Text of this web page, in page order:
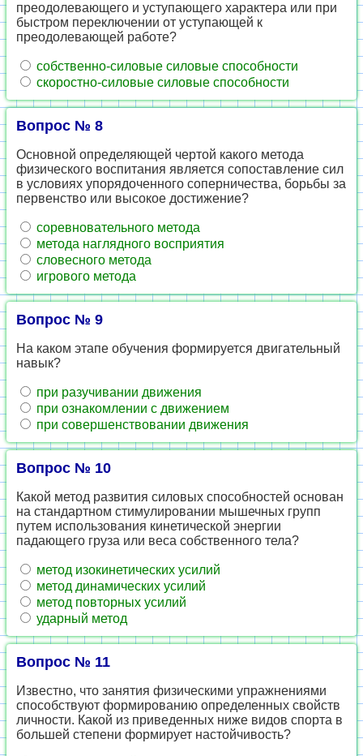
преодолевающего и уступающего характера или при
быстром переключении от уступающей к
преодолевающей работе?
собственно-силовые силовые способности
скоростно-силовые силовые способности
Вопрос № 8
Основной определяющей чертой какого метода
физического воспитания является сопоставление сил
в условиях упорядоченного соперничества, борьбы за
первенство или высокое достижение?
соревновательного метода
метода наглядного восприятия
словесного метода
игрового метода
Вопрос № 9
На каком этапе обучения формируется двигательный
навык?
при разучивании движения
при ознакомлении с движением
при совершенствовании движения
Вопрос № 10
Какой метод развития силовых способностей основан
на стандартном стимулировании мышечных групп
путем использования кинетической энергии
падающего груза или веса собственного тела?
метод изокинетических усилий
метод динамических усилий
метод повторных усилий
ударный метод
Вопрос № 11
Известно, что занятия физическими упражнениями
способствуют формированию определенных свойств
личности. Какой из приведенных ниже видов спорта в
большей степени формирует настойчивость?